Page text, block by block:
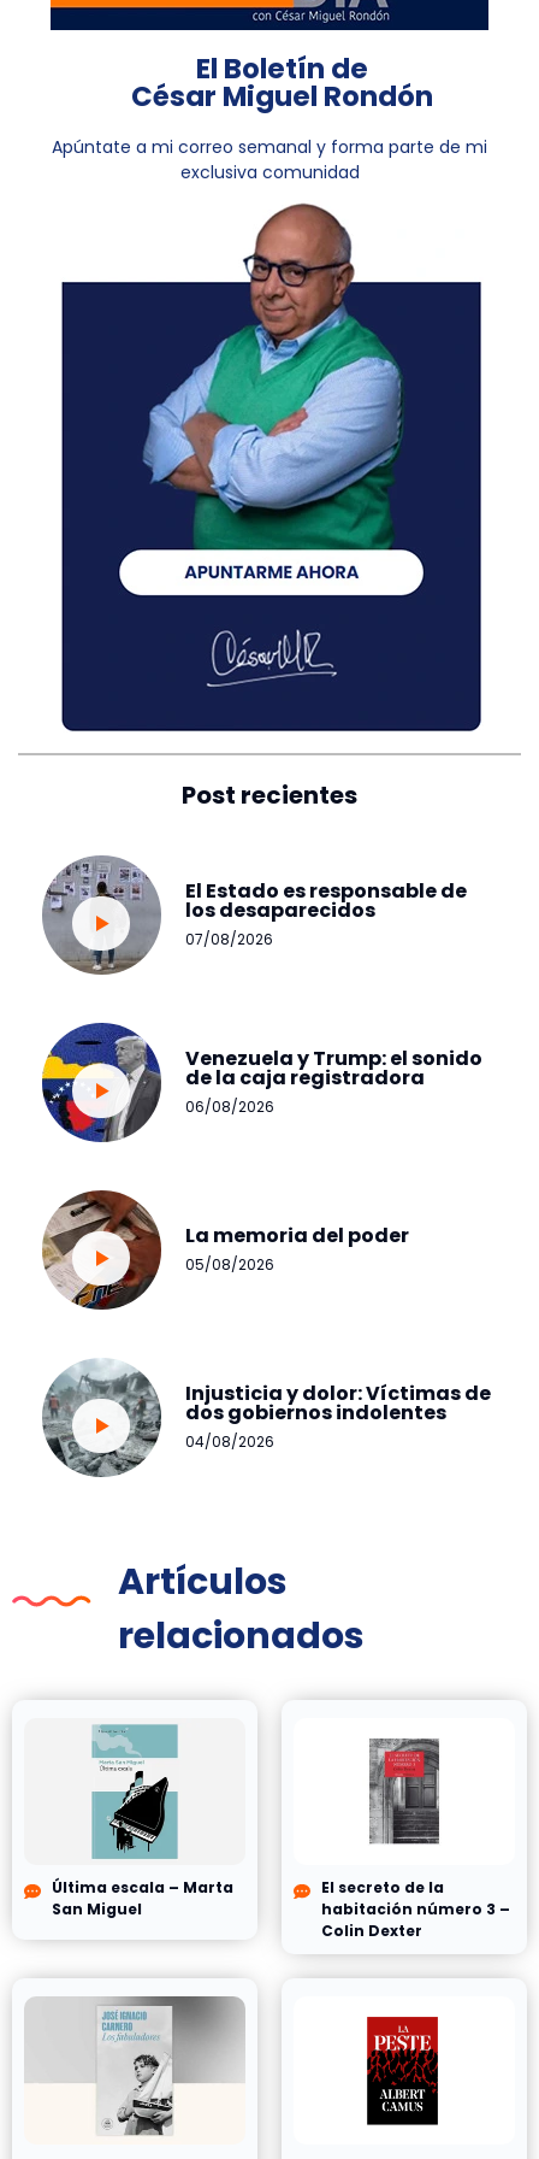
El Boletín de
César Miguel Rondón
Apúntate a mi correo semanal y forma parte de mi
exclusiva comunidad
Post recientes
El Estado es responsable de
los desaparecidos
07/08/2026
Venezuela y Trump: el sonido
de la caja registradora
06/08/2026
La memoria del poder
05/08/2026
Injusticia y dolor: Víctimas de
dos gobiernos indolentes
04/08/2026
Artículos
relacionados
Última escala – Marta
San Miguel
El secreto de la
habitación número 3 –
Colin Dexter